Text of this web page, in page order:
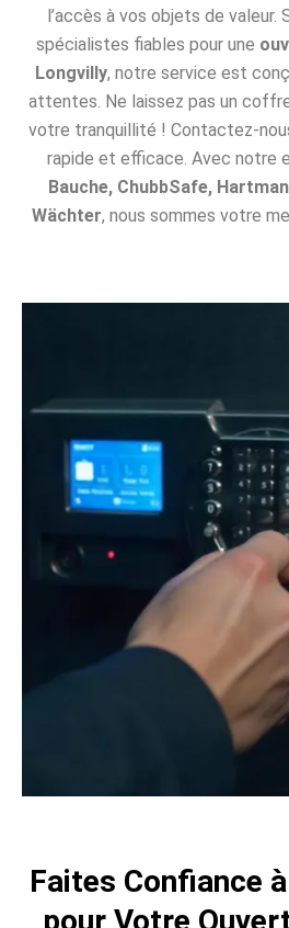
l’accès à vos objets de valeur.
spécialistes fiables pour une
Longvilly, notre service est
attentes. Ne laissez pas un
votre tranquillité ! Contactez-
rapide et efficace. Avec notre
Bauche, ChubbSafe,
Wächter, nous sommes votre
Faites Confiance
pour Votre